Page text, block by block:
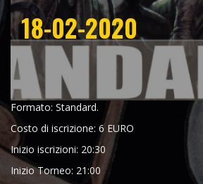
18-02-2020
Formato: Standard.
Costo di iscrizione: 6 EURO
Inizio iscrizioni: 20:30
Inizio Torneo: 21:00